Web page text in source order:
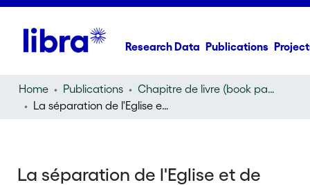
Research Data Publications
Home Publications
Chapitre de livre (book part)
La séparation de l'Eglise et de l'Etat à Neuchâtel
La séparation de l'Eglise et de